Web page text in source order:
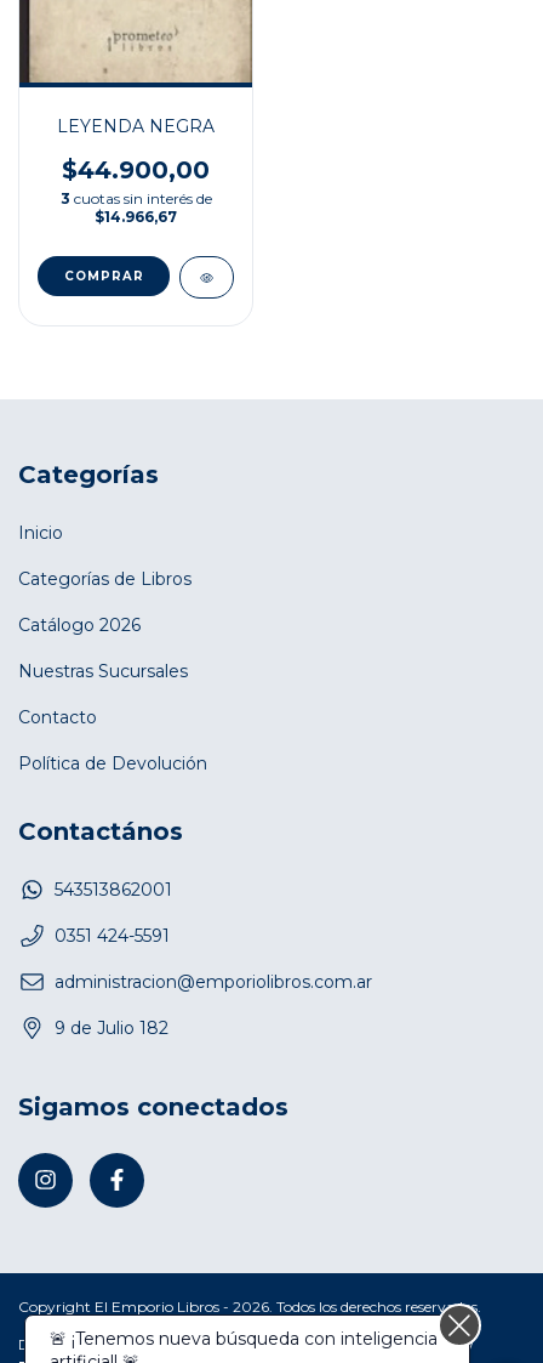
LEYENDA NEGRA
$44.900,00
3 cuotas sin interés de
$14.966,67
Categorías
Inicio
Categorías de Libros
Catálogo 2026
Nuestras Sucursales
Contacto
Política de Devolución
Contactános
543513862001
0351 424-5591
administracion@emporiolibros.com.ar
9 de Julio 182
Sigamos conectados
Copyright El Emporio Libros - 2026. Todos los derechos reservados.
Defensa de las y los consumidores. Para reclamos ingresá acá. /
🚨 ¡Tenemos nueva búsqueda con inteligencia